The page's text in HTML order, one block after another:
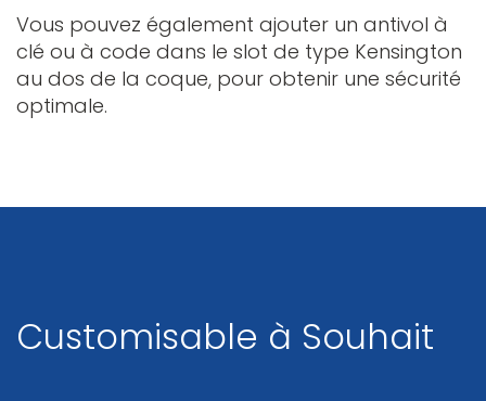
Vous pouvez également ajouter un antivol à
clé ou à code dans le slot de type Kensington
au dos de la coque, pour obtenir une sécurité
optimale.
Customisable à Souhait